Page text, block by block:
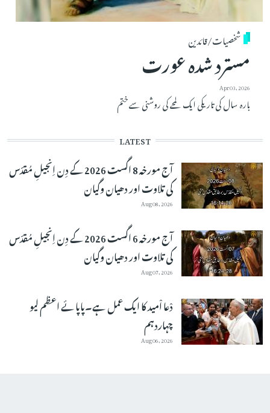
شخصیات/قائدین
مسترد شدہ عورت
Apr 03, 2026
بارہ سال کی تاریکی ایک لمحے کی روشنی سے ختم
LATEST
آج مورخہ 8 اگست 2026 کے دِن اِنجیلِ مُقدّس
کی تلاوت اور دھیان وگیان
Aug 08, 2026
آج مورخہ 6 اگست 2026 کے دِن اِنجیلِ مُقدّس
کی تلاوت اور دھیان وگیان
Aug 07, 2026
دْعا اْمید کا ایک عمل ہے۔پاپائے اعظم لیو
چہاردہم
Aug 06, 2026